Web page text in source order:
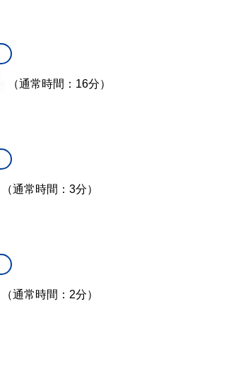
（通常時間：16分）
（通常時間：3分）
（通常時間：2分）